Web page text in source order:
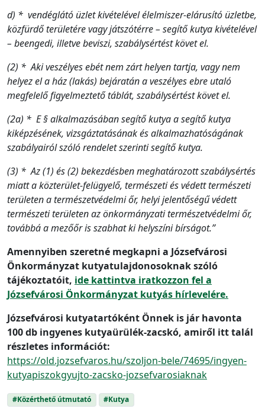
d) * vendéglátó üzlet kivételével élelmiszer-elárusító üzletbe,
közfürdő területére vagy játszótérre – segítő kutya kivételével
– beengedi, illetve beviszi, szabálysértést követ el.
(2) * Aki veszélyes ebét nem zárt helyen tartja, vagy nem
helyez el a ház (lakás) bejáratán a veszélyes ebre utaló
megfelelő figyelmeztető táblát, szabálysértést követ el.
(2a) * E § alkalmazásában segítő kutya a segítő kutya
kiképzésének, vizsgáztatásának és alkalmazhatóságának
szabályairól szóló rendelet szerinti segítő kutya.
(3) * Az (1) és (2) bekezdésben meghatározott szabálysértés
miatt a közterület-felügyelő, természeti és védett természeti
területen a természetvédelmi őr, helyi jelentőségű védett
természeti területen az önkormányzati természetvédelmi őr,
továbbá a mezőőr is szabhat ki helyszíni bírságot.”
Amennyiben szeretné megkapni a Józsefvárosi
Önkormányzat kutyatulajdonosoknak szóló
tájékoztatóit, ide kattintva iratkozzon fel a
Józsefvárosi Önkormányzat kutyás hírlevelére.
Józsefvárosi kutyatartóként Önnek is jár havonta
100 db ingyenes kutyaürülék-zacskó, amiről itt talál
részletes információt:
https://old.jozsefvaros.hu/szoljon-bele/74695/ingyen-
kutyapiszokgyujto-zacsko-jozsefvarosiaknak
#Közérthető útmutató #Kutya